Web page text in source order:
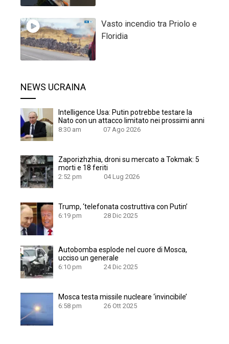
Vasto incendio tra Priolo e
Floridia
NEWS UCRAINA
Intelligence Usa: Putin potrebbe testare la
Nato con un attacco limitato nei prossimi anni
8:30 am 07 Ago 2026
Zaporizhzhia, droni su mercato a Tokmak: 5
morti e 18 feriti
2:52 pm 04 Lug 2026
Trump, ‘telefonata costruttiva con Putin’
6:19 pm 28 Dic 2025
Autobomba esplode nel cuore di Mosca,
ucciso un generale
6:10 pm 24 Dic 2025
Mosca testa missile nucleare ‘invincibile’
6:58 pm 26 Ott 2025